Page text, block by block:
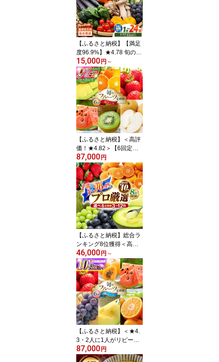
【ふるさと納税】【満足
度96.9%】★4.78 旬の野
菜セット 15品目以上 野
菜定期便 当日仕入れ当日
発送 選べる 3回 6回 12回
24回定期便 / 野菜 定期便
やさい 定期便 野菜セッ
ト やさいセット 春野菜
夏野菜 秋野菜 冬野菜 旬 /
南島原市 / 吉岡青果 [SCZ
019]
15,000 円 ～
【ふるさと納税】＜高評
価！★4.82＞【6回定期
便】フルーツ定期便 Aコ
ース 旬のフルーツセット
/ いちご 柑橘類 スイカ メ
ロン 梨 キウイ / フルーツ
定期便 ふるーつ フルー
ツ 詰め合わせ 果物定期
便 / 南島原市 / 長崎県農
産品流通合同会社 [SCB0
65]
87,000 円
【ふるさと納税】総合ラ
ンキング8位獲得＜高評
価★4.77＞フルーツ定期
便 果物屋が選ぶ旬のフル
ーツ いちご メロン びわ
みかん 梨 柿 ぶどう など
/ 果物定期便 フルーツ 定
期便 春フルーツ 夏フル
ーツ 秋フルーツ 冬フル
ーツ / 南島原市 / 贅沢宝
庫 [SDZ023]
46,000 円 ～
【ふるさと納税】＜★4.
3・2人に1人がリピー
ト！＞【6回定期便 】フ
ルーツ定期便 Bコース 旬
87,000 円